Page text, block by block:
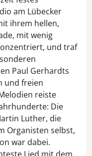
am Lübecker
ihrem hellen,
mit wenig
und traf
Paul Gerhardts
und freien
reiste
Die
Luther, die
Organisten selbst,
war dabei.